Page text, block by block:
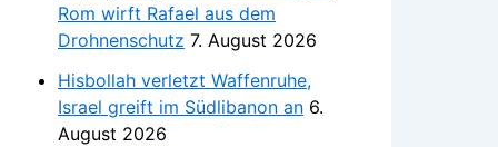
Rom wirft Rafael aus dem
Drohnenschutz 7. August 2026
Hisbollah verletzt Waffenruhe,
Israel greift im Südlibanon an 6.
August 2026